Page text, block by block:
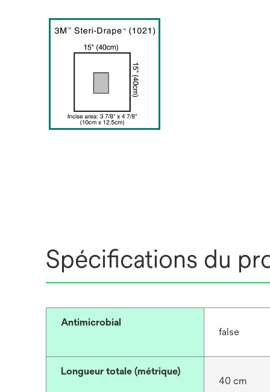
Spécifications du
Antimicrobial
false
Longueur totale (métrique)
40 cm